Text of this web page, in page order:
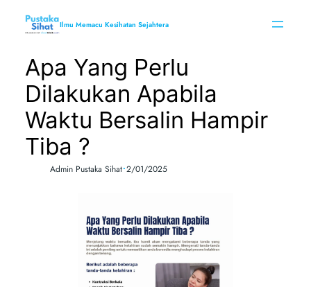
Ilmu Memacu Kesihatan Sejahtera
Apa Yang Perlu
Dilakukan Apabila
Waktu Bersalin Hampir
Tiba ?
Admin Pustaka Sihat•2/01/2025